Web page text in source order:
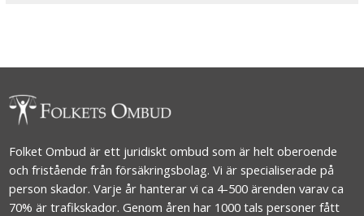
Folket Ombud är ett juridiskt ombud som är helt oberoende
och fristående från försäkringsbolag. Vi är specialiserade på
person skador. Varje år hanterar vi ca 4-500 ärenden varav ca
70% är trafikskador. Genom åren har 1000 tals personer fått